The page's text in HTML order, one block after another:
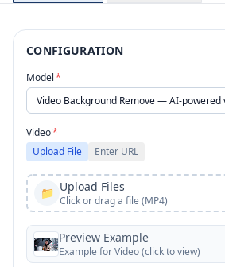
CONFIGURATION
Model*
Video*
Upload File
Enter URL
📁 Upload Files
Click or drag a file (MP4)
Preview Example
Example forVideo(click to view)